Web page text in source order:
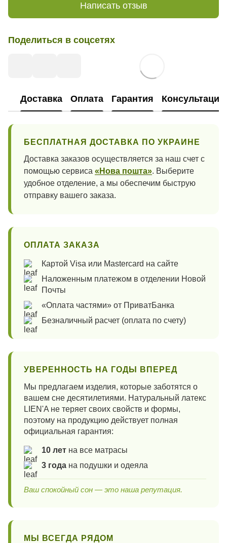
Написать отзыв
Поделиться в соцсетях
Доставка Оплата Гарантия Консультация
БЕСПЛАТНАЯ ДОСТАВКА ПО УКРАИНЕ
Доставка заказов осуществляется за наш счет с
помощью сервиса «Нова пошта». Выберите
удобное отделение, а мы обеспечим быструю
отправку вашего заказа.
ОПЛАТА ЗАКАЗА
Картой Visa или Mastercard на сайте
Наложенным платежом в отделении Новой
Почты
«Оплата частями» от ПриватБанка
Безналичный расчет (оплата по счету)
УВЕРЕННОСТЬ НА ГОДЫ ВПЕРЕД
Мы предлагаем изделия, которые заботятся о
вашем сне десятилетиями. Натуральный латекс
LIEN'A не теряет своих свойств и формы,
поэтому на продукцию действует полная
официальная гарантия:
10 лет на все матрасы
3 года на подушки и одеяла
Ваш спокойный сон — это наша репутация.
МЫ ВСЕГДА РЯДОМ